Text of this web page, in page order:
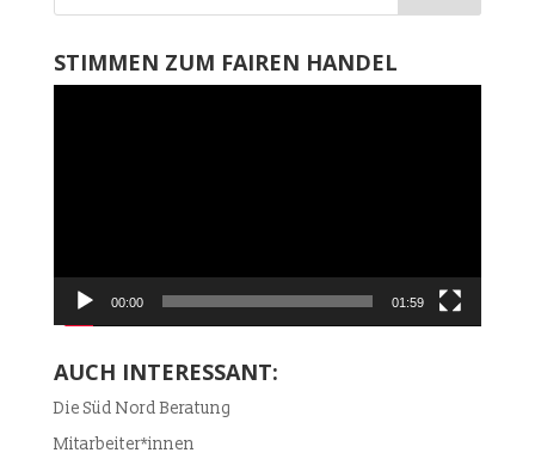
STIMMEN ZUM FAIREN HANDEL
00:00 01:59
AUCH INTERESSANT:
Die Süd Nord Beratung
Mitarbeiter*innen